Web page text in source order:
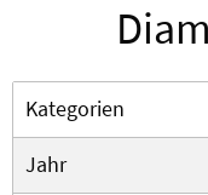
Kategorien
Jahr